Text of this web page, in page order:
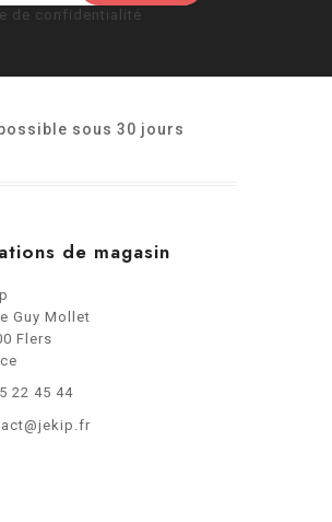
de confidentialité
sous 30 jours
de magasin
Guy Mollet
Flers
22 45 44